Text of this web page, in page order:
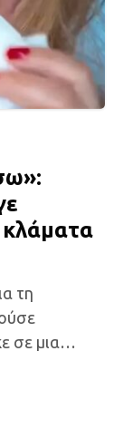
κλάματα
τη
σε μια